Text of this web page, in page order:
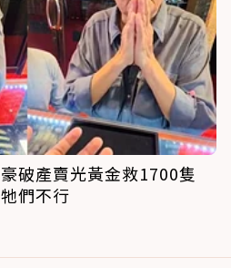
破產賣光黃金救1700隻
們不行